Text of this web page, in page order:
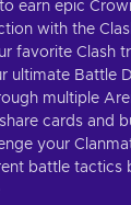
earn epic
with the
favorite Clash
ultimate Battle
multiple
cards and
your
battle tactics